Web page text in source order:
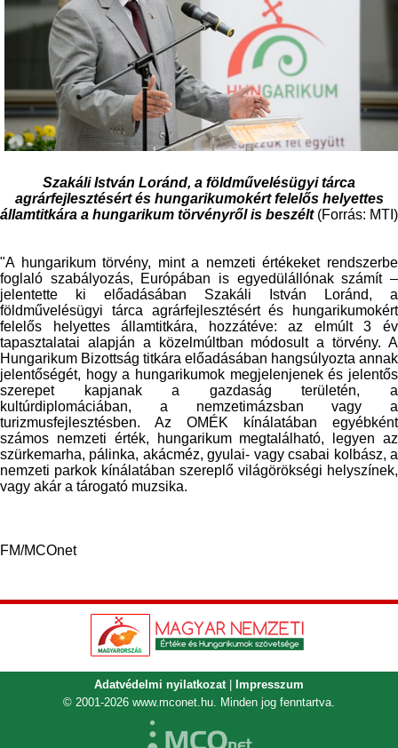
Szakáli István Loránd, a földművelésügyi tárca
agrárfejlesztésért és hungarikumokért felelős helyettes
államtitkára a hungarikum törvényről is beszélt(Forrás: MTI)
"A hungarikum törvény, mint a nemzeti értékeket rendszerbe
foglaló szabályozás, Európában is egyedülállónak számít –
jelentette ki előadásában Szakáli István Loránd, a
földművelésügyi tárca agrárfejlesztésért és hungarikumokért
felelős helyettes államtitkára, hozzátéve: az elmúlt 3 év
tapasztalatai alapján a közelmúltban módosult a törvény. A
Hungarikum Bizottság titkára előadásában hangsúlyozta annak
jelentőségét, hogy a hungarikumok megjelenjenek és jelentős
szerepet kapjanak a gazdaság területén, a
kultúrdiplomáciában, a nemzetimázsban vagy a
turizmusfejlesztésben. Az OMÉK kínálatában egyébként
számos nemzeti érték, hungarikum megtalálható, legyen az
szürkemarha, pálinka, akácméz, gyulai- vagy csabai kolbász, a
nemzeti parkok kínálatában szereplő világörökségi helyszínek,
vagy akár a tárogató muzsika.
FM/MCOnet
Adatvédelmi nyilatkozat | Impresszum
© 2001-2026 www.mconet.hu . Minden jog fenntartva.